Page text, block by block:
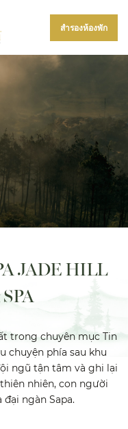
สำรองห้องพัก
JADE HILL
trong chuyên mục Tin
chuyện phía sau khu
ngũ tận tâm và ghi lại
nhiên, con người
ngàn Sapa.